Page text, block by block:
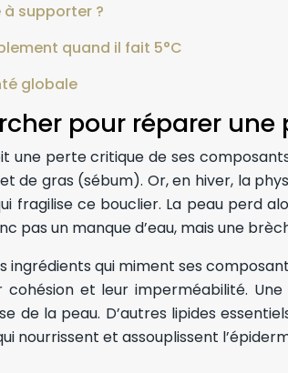
à supporter ?
quand il fait 5°C
globale
pour réparer une
une perte critique de ses
de gras (sébum). Or, en hiver, la
fragilise ce bouclier. La peau perd
un manque d’eau, mais une
qui miment ses
et leur imperméabilité.
la peau. D’autres lipides
nourrissent et assouplissent